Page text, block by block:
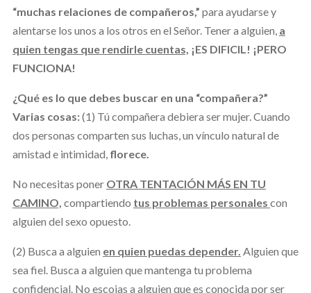
“muchas relaciones de compañeros,” para ayudarse y
alentarse los unos a los otros en el Señor. Tener a alguien, a
quien tengas que rendirle cuentas, ¡ES DIFICIL! ¡PERO
FUNCIONA!
¿Qué es lo que debes buscar en una “compañera?”
Varias cosas:(1) Tú compañera debiera ser mujer. Cuando
dos personas comparten sus luchas, un vínculo natural de
amistad e intimidad, florece.
No necesitas poner OTRA TENTACIÓN MÁS EN TU
CAMINO, compartiendo tus problemas personales con
alguien del sexo opuesto.
(2) Busca a alguien en quien puedas depender. Alguien que
sea fiel. Busca a alguien que mantenga tu problema
confidencial. No escojas a alguien que es conocida por ser